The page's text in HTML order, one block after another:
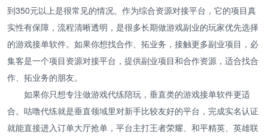
到350元以上是很常见的情况。作为综合资源对接平台，它的项目真
实性有保障，流程清晰透明，是很多长期做游戏副业的玩家优先选择
的游戏接单软件。如果你想找合作、拓业务，接触更多副业项目，必
集客是一个项目资源对接平台，提供副业项目和合作资源，适合找合
作、拓业务的朋友。
如果你只想专注做游戏代练陪玩，垂直类的游戏接单软件更适
合。咕噜代练就是垂直领域里对新手比较友好的平台，完成实名认证
就能直接进入订单大厅抢单，平台主打王者荣耀、和平精英、英雄联